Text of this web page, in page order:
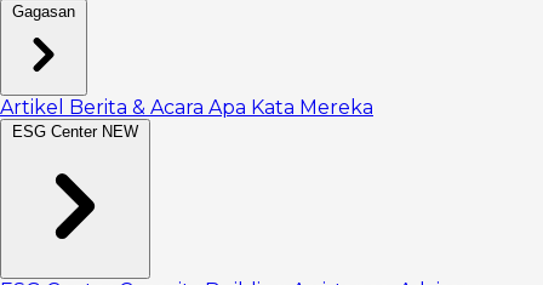
Gagasan
Artikel Berita & Acara Apa Kata Mereka
ESG Center NEW